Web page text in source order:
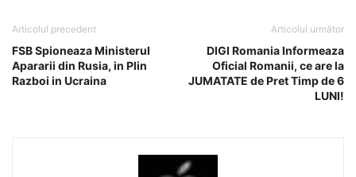
Articolul precedent
FSB Spioneaza Ministerul
Apararii din Rusia, in Plin
Razboi in Ucraina
Articolul următor
DIGI Romania Informeaza
Oficial Romanii, ce are la
JUMATATE de Pret Timp de 6
LUNI!